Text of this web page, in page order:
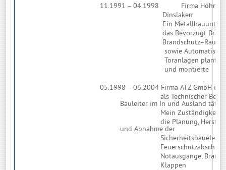
11.1991 – 04.1998 Firma Höhne
Dinslaken
Ein
das Bevorzugt
sowie Automatische
Toranlagen plante,
und montierte
05.1998 – 06.2004 Firma ATZ GmbH in
als Technischer
Bauleiter im In und Ausland tätig.
Mein
die Planung,
und Abnahme der
Feuerschutzabschlüsse,
Notausgänge,
Klappen